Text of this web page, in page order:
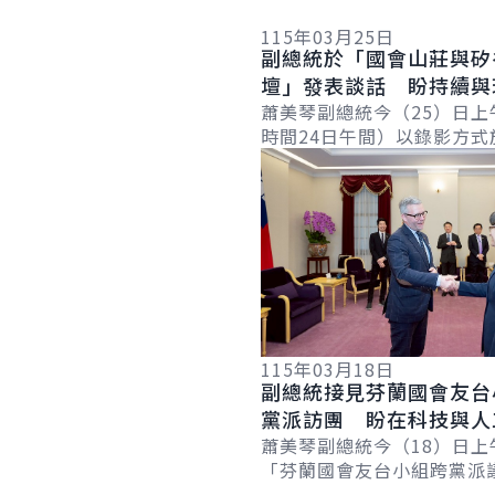
115年03月25日
副總統於「國會山莊與
壇」發表談話 盼持續與
近夥伴攜手合作 確保世
與自由
蕭美琴副總統今（25）日
時間24日午間）以錄影方
「國會山莊與矽谷論壇」
Valley Forum）年度研討
詳細內容
115年03月18日
副總統接見芬蘭國會友
黨派訪團 盼在科技與人
領域深化合作
蕭美琴副總統今（18）日
「芬蘭國會友台小組跨黨派